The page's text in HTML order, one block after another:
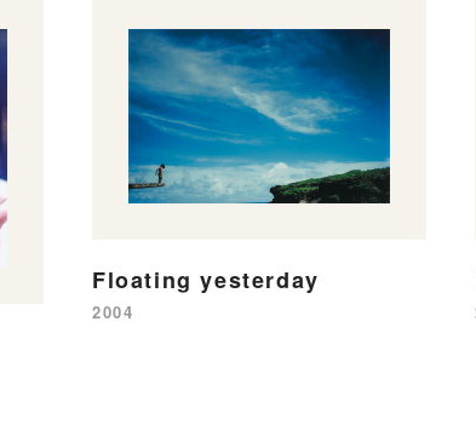
Floating yesterday
2004